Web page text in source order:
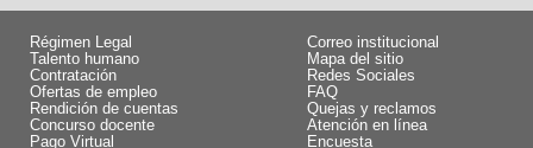
Régimen Legal
Talento humano
Contratación
Ofertas de empleo
Rendición de cuentas
Concurso docente
Pago Virtual
Correo institucional
Mapa del sitio
Redes Sociales
FAQ
Quejas y reclamos
Atención en línea
Encuesta